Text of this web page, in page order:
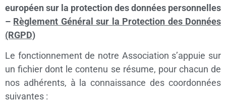
européen sur la protection des données personnelles
– Règlement Général sur la Protection des Données
(RGPD)
Le fonctionnement de notre Association s’appuie sur
un fichier dont le contenu se résume, pour chacun de
nos adhérents, à la connaissance des coordonnées
suivantes :